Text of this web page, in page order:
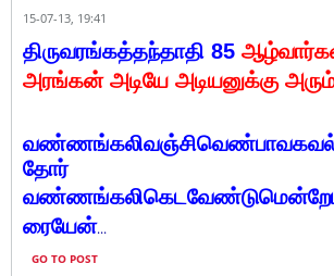
15-07-13, 19:41
திருவரங்கத்தந்தாதி 85
அரங்கன் அடியே அடியனுக்கு
தோர்
ரையேன்...
GO TO POST